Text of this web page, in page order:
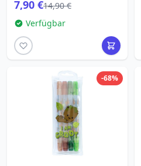
7,90 €14,90 €
Verfügbar
-68%